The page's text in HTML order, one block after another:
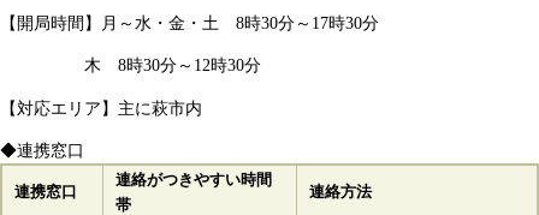
【開局時間】月～水・金・土 8時30分～17時30分
木 8時30分～12時30分
【対応エリア】主に萩市内
◆連携窓口
連携窓口
連絡がつきやすい時間
帯
連絡方法